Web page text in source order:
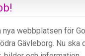
nya webbplatsen för
Gävleborg. Nu ska